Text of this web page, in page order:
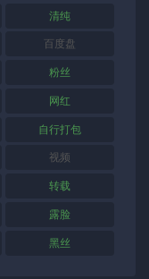
清纯
百度盘
粉丝
网红
自行打包
视频
转载
露脸
黑丝